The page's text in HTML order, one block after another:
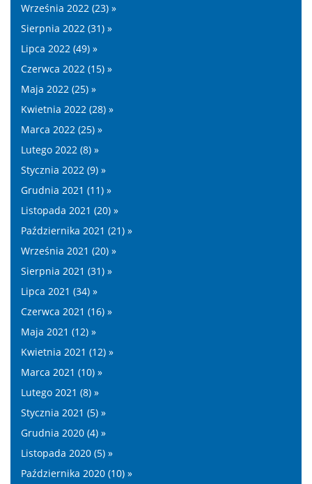
Września 2022 (23) »
Sierpnia 2022 (31) »
Lipca 2022 (49) »
Czerwca 2022 (15) »
Maja 2022 (25) »
Kwietnia 2022 (28) »
Marca 2022 (25) »
Lutego 2022 (8) »
Stycznia 2022 (9) »
Grudnia 2021 (11) »
Listopada 2021 (20) »
Października 2021 (21) »
Września 2021 (20) »
Sierpnia 2021 (31) »
Lipca 2021 (34) »
Czerwca 2021 (16) »
Maja 2021 (12) »
Kwietnia 2021 (12) »
Marca 2021 (10) »
Lutego 2021 (8) »
Stycznia 2021 (5) »
Grudnia 2020 (4) »
Listopada 2020 (5) »
Października 2020 (10) »